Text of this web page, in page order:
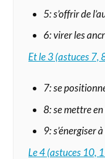
5: s’offrir de
6: virer les
Et le 3 (astuces 7,
7: se
8: se mettre
9: s’énergiser
Le 4 (astuces 10,